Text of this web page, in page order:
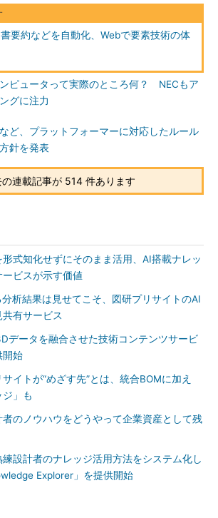
要約などを自動化、Webで要素技術の体
ピュータって実際のところ何？ NECもア
グに注力
ど、プラットフォーマーに対応したルール
針を発表
の連載記事が 514 件あります
形式知化せずにそのまま活用、AI搭載ナレッ
ービスが示す価値
析結果は見せてこそ、図研プリサイトのAI
有サービス
データを融合させた技術コンテンツサービ
開始
イトが“めざす先”とは、統合BOMに加え
ジ」も
者のノウハウをどうやって企業資産として残
練設計者のナレッジ活用方法をシステム化し
Explorer」を提供開始